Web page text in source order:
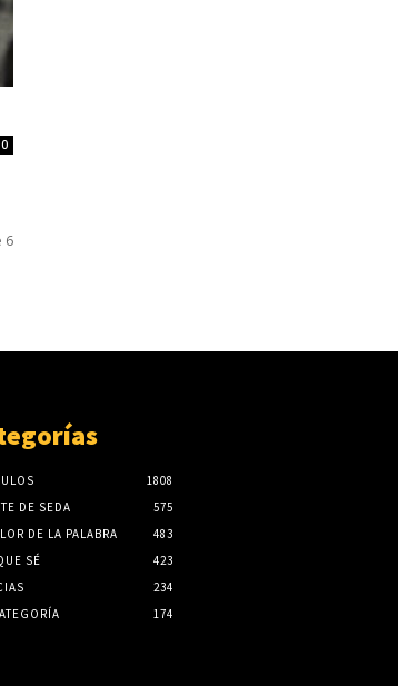
0
6
1808
DE SEDA
575
DE LA PALABRA
483
SÉ
423
234
174